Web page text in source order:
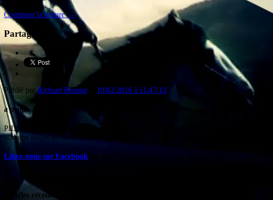
Continuer la lecture→
Partager :
Publié par Richard Beaune 19/02/2016 à 11:47:13
a propos
PILS, c'est l'agenda culturel de France 3 Auvergne diffusé chaque vendredi à 19h.
semaine toutes les sorties de la région.
Likez-nous sur Facebook
Articles récents